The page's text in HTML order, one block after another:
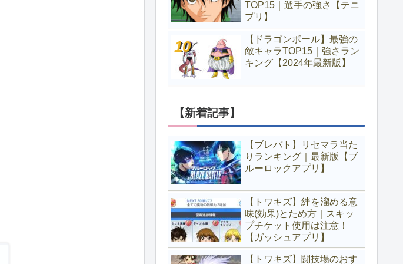
TOP15｜選手の強さ【テニ
プリ】
【ドラゴンボール】最強の
敵キャラTOP15｜強さラン
キング【2024年最新版】
【新着記事】
【ブレバト】リセマラ当た
りランキング｜最新版【ブ
ルーロックアプリ】
【トワキズ】絆を溜める意
味(効果)とため方｜スキッ
プチケット使用は注意！
【ガッシュアプリ】
【トワキズ】闘技場のおす